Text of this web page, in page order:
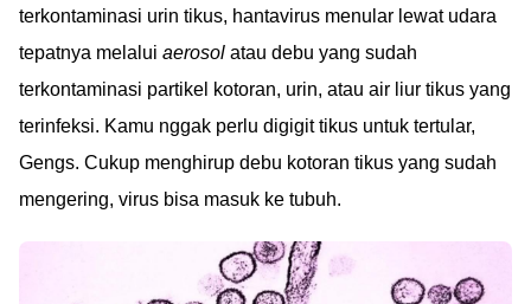
terkontaminasi urin tikus, hantavirus menular lewat udara
tepatnya melalui aerosol atau debu yang sudah
terkontaminasi partikel kotoran, urin, atau air liur tikus yang
terinfeksi. Kamu nggak perlu digigit tikus untuk tertular,
Gengs. Cukup menghirup debu kotoran tikus yang sudah
mengering, virus bisa masuk ke tubuh.